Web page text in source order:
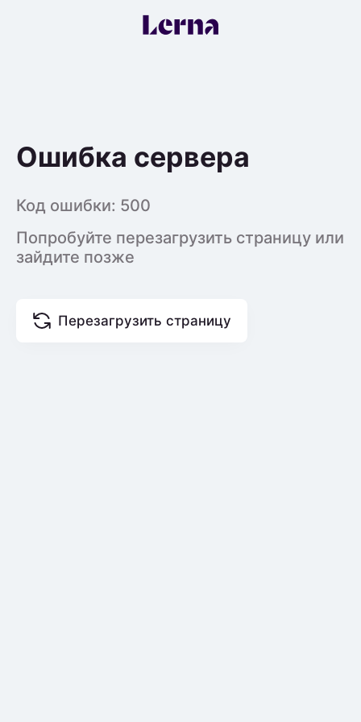
Ошибка сервера
Код ошибки: 500
Попробуйте перезагрузить страницу или
зайдите позже
Перезагрузить страницу